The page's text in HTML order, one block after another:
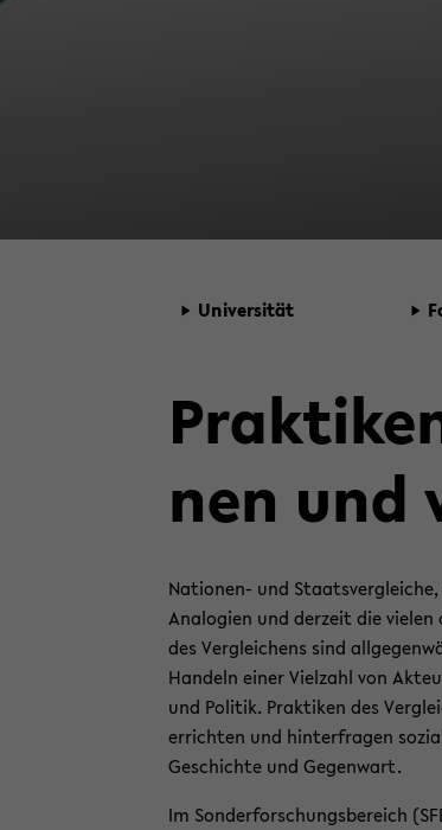
Uni­ver­si­tät
nen und
Nationen-​ und
Ana­lo­gien und der­zeit die vie­len
des Ver­glei­chens sind
Han­deln einer Viel­zahl von
und Po­li­tik. Prak­ti­ken des
er­rich­ten und hin­ter­fra­gen
Ge­schich­te und Ge­gen­wart.
Im Son­der­for­schungs­be­reich